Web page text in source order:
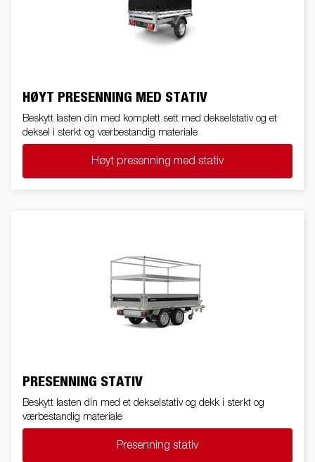
HØYT PRESENNING MED STATIV
Beskytt lasten din med komplett sett med dekselstativ og et
deksel i sterkt og værbestandig materiale
Høyt presenning med stativ
PRESENNING STATIV
Beskytt lasten din med et dekselstativ og dekk i sterkt og
værbestandig materiale
Presenning stativ